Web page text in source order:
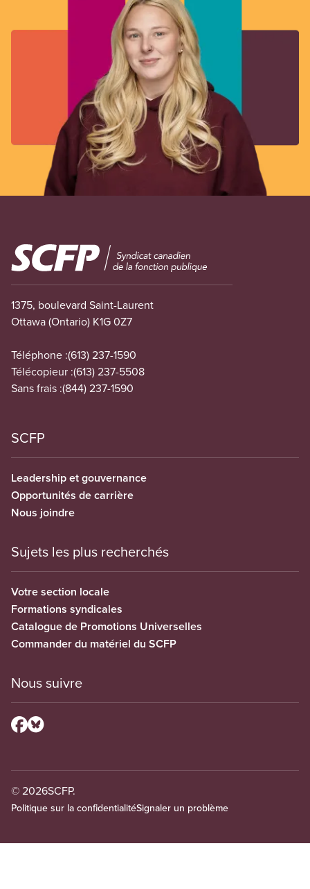
Image
1375, boulevard Saint-Laurent
Ottawa (Ontario) K1G 0Z7
Téléphone :(613) 237-1590
Télécopieur :(613) 237-5508
Sans frais :(844) 237-1590
SCFP
Leadership et gouvernance
Opportunités de carrière
Nous joindre
Sujets les plus recherchés
Votre section locale
Formations syndicales
Catalogue de Promotions Universelles
Commander du matériel du SCFP
Nous suivre
© 2026SCFP.
Politique sur la confidentialitéSignaler un problème